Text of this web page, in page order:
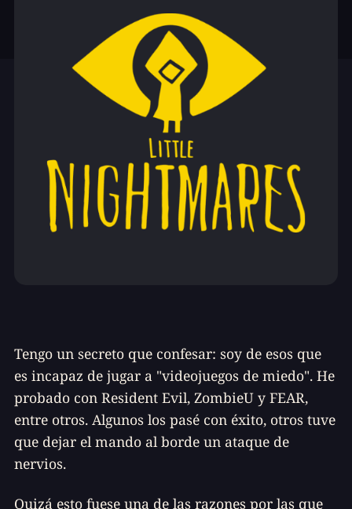
Tengo un secreto que confesar: soy de esos que
es incapaz de jugar a "videojuegos de miedo". He
probado con Resident Evil, ZombieU y FEAR,
entre otros. Algunos los pasé con éxito, otros tuve
que dejar el mando al borde un ataque de
nervios.
Quizá esto fuese una de las razones por las que